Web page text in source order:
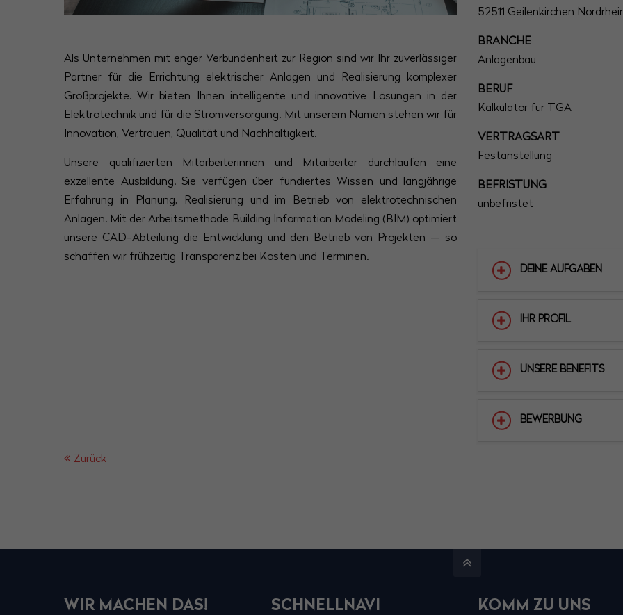
Als Unternehmen mit enger Verbundenheit zur Region sind wir Ihr zuverlässiger
Partner für die Errichtung elektrischer Anlagen und Realisierung komplexer
Großprojekte. Wir bieten Ihnen intelligente und innovative Lösungen in der
Elektrotechnik und für die Stromversorgung. Mit unserem Namen stehen wir für
Innovation, Vertrauen, Qualität und Nachhaltigkeit.
Unsere qualifizierten Mitarbeiterinnen und Mitarbeiter durchlaufen eine
exzellente Ausbildung. Sie verfügen über fundiertes Wissen und langjährige
Erfahrung in Planung, Realisierung und im Betrieb von elektrotechnischen
Anlagen. Mit der Arbeitsmethode Building Information Modeling (BIM) optimiert
unsere CAD-Abteilung die Entwicklung und den Betrieb von Projekten — so
schaffen wir frühzeitig Transparenz bei Kosten und Terminen.
52511 Geilenkirchen
BRANCHE
Anlagenbau
BERUF
Kalkulator für TGA
VERTRAGSART
Festanstellung
BEFRISTUNG
unbefristet
DEINE AUFGABEN
IHR PROFIL
UNSERE BENEFITS
BEWERBUNG
Zurück
WIR MACHEN DAS! SCHNELLNAVI KOMM ZU UNS